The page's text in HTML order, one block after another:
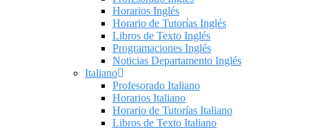
Horarios Inglés
Horario de Tutorías Inglés
Libros de Texto Inglés
Programaciones Inglés
Noticias Departamento Inglés
Italiano
Profesorado Italiano
Horarios Italiano
Horario de Tutorías Italiano
Libros de Texto Italiano